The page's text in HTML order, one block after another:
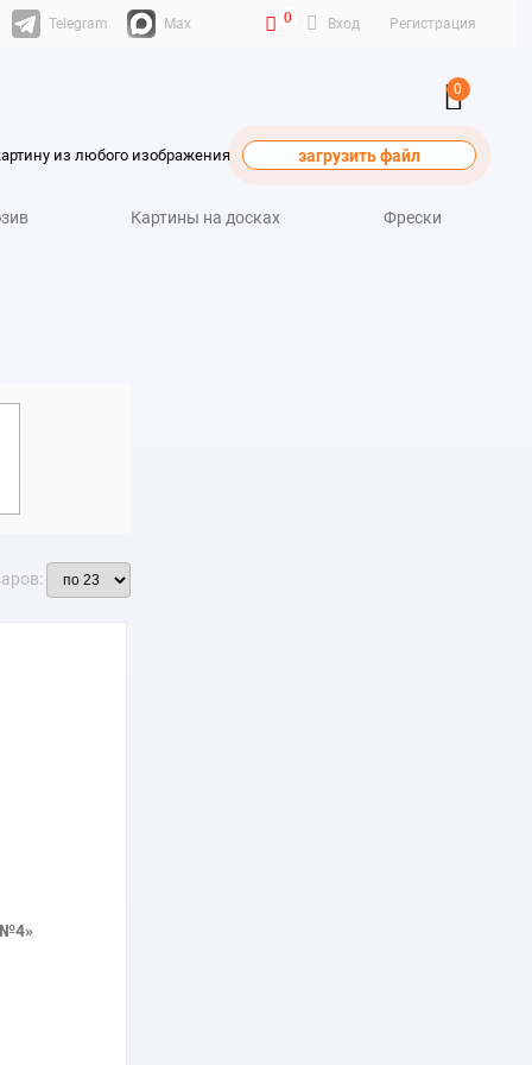
Telegram Max 0 Вход Регистрация
0
из любого изображения загрузить файл
Картины на досках Фрески